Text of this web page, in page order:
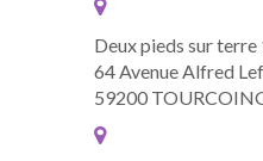
Deux pieds sur terre
64 Avenue Alfred
59200